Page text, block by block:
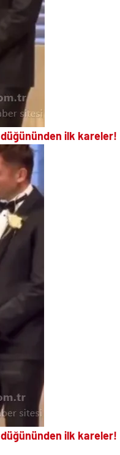
ilk kareler!
ilk kareler!